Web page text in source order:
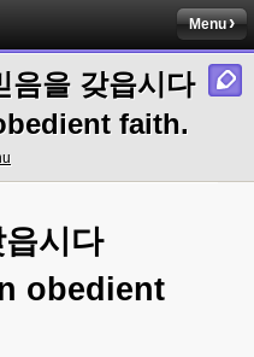
Menu
음을 갖읍시다
faith.
읍시다
obedient